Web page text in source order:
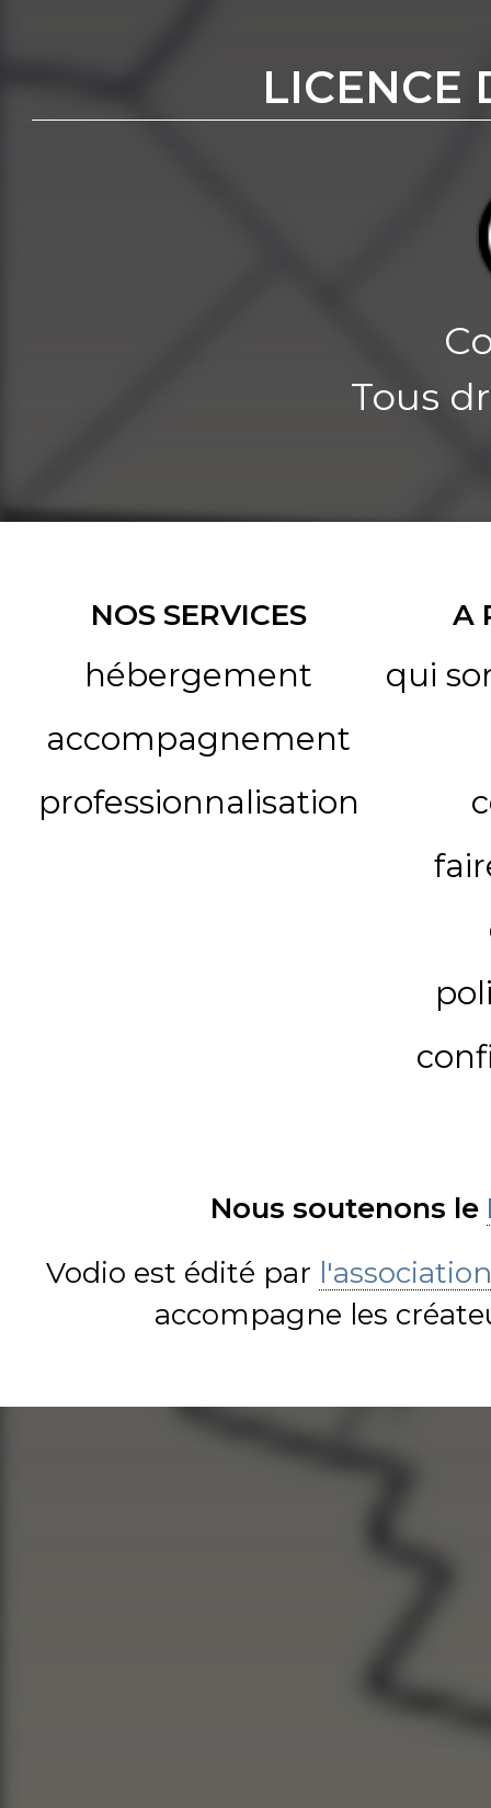
LICENCE
Tous
NOS SERVICES
hébergement
accompagnement
professionnalisation
A
qui